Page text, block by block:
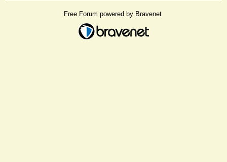
Free Forum powered by Bravenet